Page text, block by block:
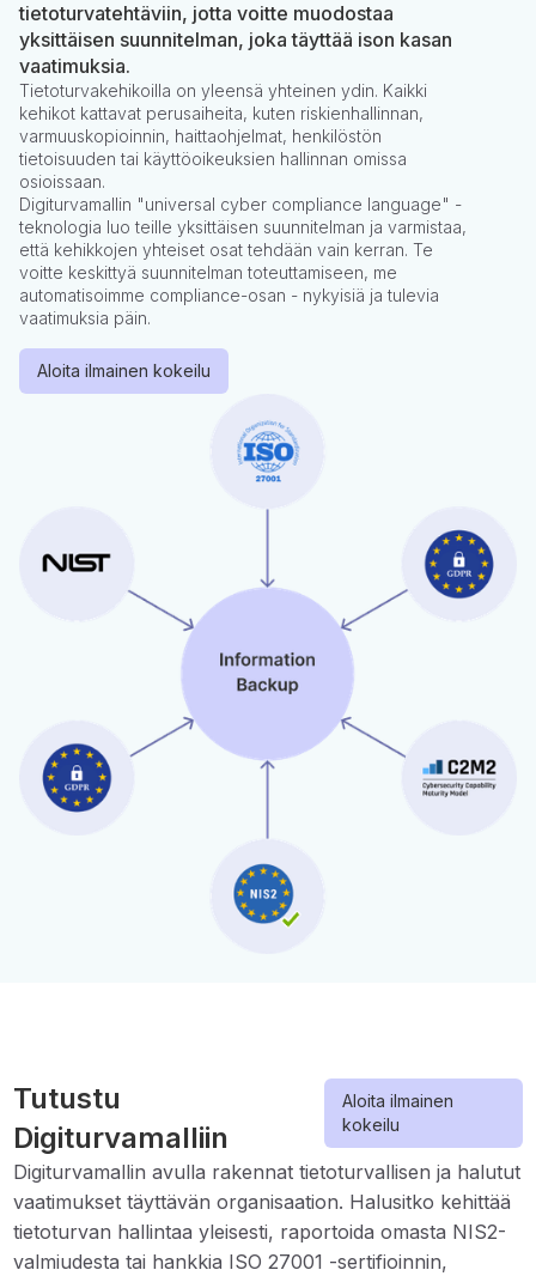
tietoturvatehtäviin, jotta voitte muodostaa
yksittäisen suunnitelman, joka täyttää ison kasan
vaatimuksia.
Tietoturvakehikoilla on yleensä yhteinen ydin. Kaikki
kehikot kattavat perusaiheita, kuten riskienhallinnan,
varmuuskopioinnin, haittaohjelmat, henkilöstön
tietoisuuden tai käyttöoikeuksien hallinnan omissa
osioissaan.
Digiturvamallin "universal cyber compliance language" -
teknologia luo teille yksittäisen suunnitelman ja varmistaa,
että kehikkojen yhteiset osat tehdään vain kerran. Te
voitte keskittyä suunnitelman toteuttamiseen, me
automatisoimme compliance-osan - nykyisiä ja tulevia
vaatimuksia päin.
Aloita ilmainen kokeilu
Tutustu
Digiturvamalliin
Aloita ilmainen
kokeilu
Digiturvamallin avulla rakennat tietoturvallisen ja halutut
vaatimukset täyttävän organisaation. Halusitko kehittää
tietoturvan hallintaa yleisesti, raportoida omasta NIS2-
valmiudesta tai hankkia ISO 27001 -sertifioinnin,